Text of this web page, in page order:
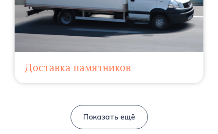
Доставка памятников
Показать ещё